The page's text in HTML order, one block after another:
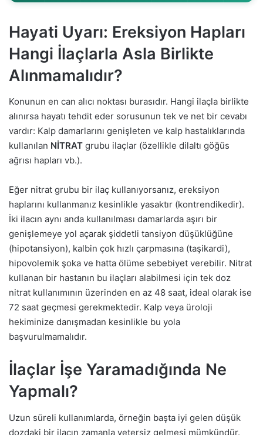
Hayati Uyarı: Ereksiyon Hapları
Hangi İlaçlarla Asla Birlikte
Alınmamalıdır?
Konunun en can alıcı noktası burasıdır. Hangi ilaçla birlikte
alınırsa hayatı tehdit eder sorusunun tek ve net bir cevabı
vardır: Kalp damarlarını genişleten ve kalp hastalıklarında
kullanılan NİTRAT grubu ilaçlar (özellikle dilaltı göğüs
ağrısı hapları vb.).
Eğer nitrat grubu bir ilaç kullanıyorsanız, ereksiyon
haplarını kullanmanız kesinlikle yasaktır (kontrendikedir).
İki ilacın aynı anda kullanılması damarlarda aşırı bir
genişlemeye yol açarak şiddetli tansiyon düşüklüğüne
(hipotansiyon), kalbin çok hızlı çarpmasına (taşikardi),
hipovolemik şoka ve hatta ölüme sebebiyet verebilir. Nitrat
kullanan bir hastanın bu ilaçları alabilmesi için tek doz
nitrat kullanımının üzerinden en az 48 saat, ideal olarak ise
72 saat geçmesi gerekmektedir. Kalp veya üroloji
hekiminize danışmadan kesinlikle bu yola
başvurulmamalıdır.
İlaçlar İşe Yaramadığında Ne
Yapmalı?
Uzun süreli kullanımlarda, örneğin başta iyi gelen düşük
dozdaki bir ilacın zamanla yetersiz gelmesi mümkündür.